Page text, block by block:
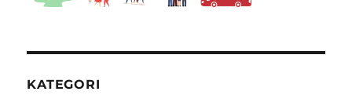
KATEGORI